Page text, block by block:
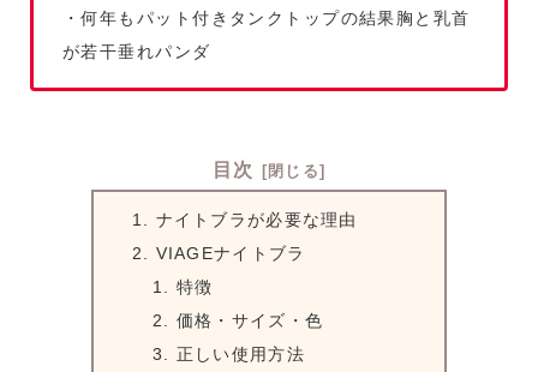
・何年もパット付きタンクトップの結果胸と乳首
が若干垂れパンダ
目次
ナイトブラが必要な理由
VIAGEナイトブラ
特徴
価格・サイズ・色
正しい使用方法